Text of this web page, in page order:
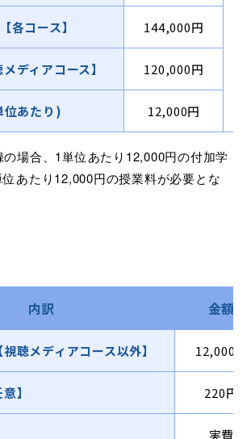
各コース】 144,000円
ディアコース】 120,000円
位あたり) 12,000円
場合、1単位あたり12,000円の付加学
あたり12,000円の授業料が必要とな
内訳 金額
聴メディアコース以外】 12,000円
】 220円
実費